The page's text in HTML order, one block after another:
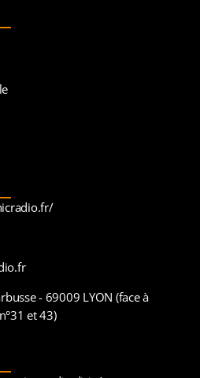
- 69009 LYON (face à
et 43)